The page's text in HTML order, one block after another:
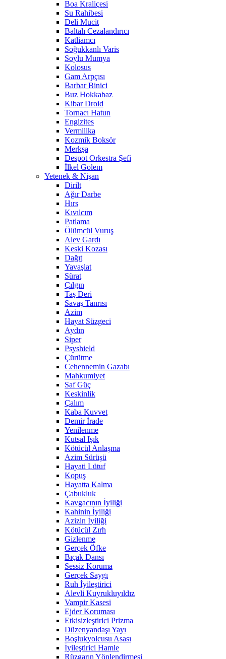
Boa Kraliçesi
Su Rahibesi
Deli Mucit
Baltalı Cezalandırıcı
Katliamcı
Soğukkanlı Varis
Soylu Mumya
Kolosus
Gam Arpçısı
Barbar Binici
Buz Hokkabaz
Kibar Droid
Tornacı Hatun
Engizites
Vermilika
Kozmik Boksör
Merkşa
Despot Orkestra Şefi
İlkel Golem
Yetenek & Nişan
Dirilt
Ağır Darbe
Hırs
Kıvılcım
Patlama
Ölümcül Vuruş
Alev Gardı
Keski Kozası
Dağıt
Yavaşlat
Sürat
Çılgın
Taş Deri
Savaş Tanrısı
Azim
Hayat Süzgeci
Aydın
Siper
Psyshield
Çürütme
Cehennemin Gazabı
Mahkumiyet
Saf Güç
Keskinlik
Çalım
Kaba Kuvvet
Demir İrade
Yenilenme
Kutsal Işık
Kötücül Anlaşma
Azim Sürüşü
Hayati Lütuf
Kopuş
Hayatta Kalma
Çabukluk
Kavgacının İyiliği
Kahinin İyiliği
Azizin İyiliği
Kötücül Zırh
Gizlenme
Gerçek Öfke
Bıçak Dansı
Sessiz Koruma
Gerçek Saygı
Ruh İyileştirici
Alevli Kuyrukluyıldız
Vampir Kasesi
Ejder Koruması
Etkisizleştirici Prizma
Düzenyandaşı Yayı
Boşlukyolcusu Asası
İyileştirici Hamle
Rüzgarın Yönlendirmesi